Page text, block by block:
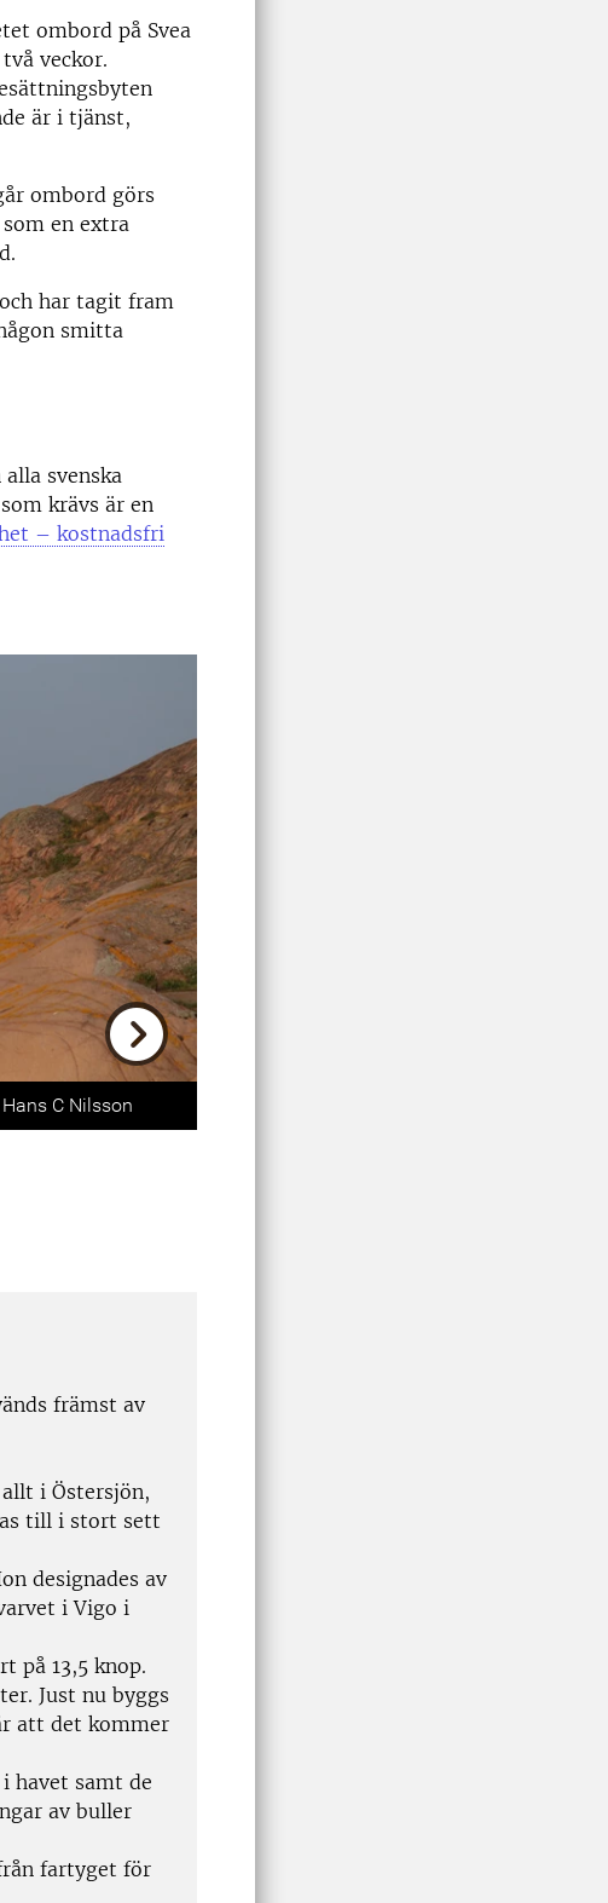
ombord på Svea
veckor.
är i tjänst,
ombord görs
en extra
har tagit fram
smitta
svenska
krävs är en
– kostnadsfri
C Nilsson
främst av
i Östersjön,
till i stort sett
designades av
i Vigo i
på 13,5 knop.
Just nu byggs
att det kommer
havet samt de
av buller
fartyget för